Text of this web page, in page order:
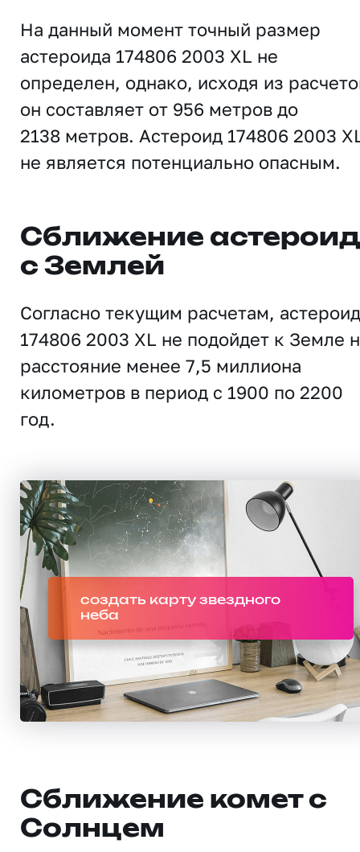
На данный момент точный размер
астероида 174806 2003 XL не
определен, однако, исходя из
он составляет от 956 метров до
2138 метров. Астероид 174806 2003
не является потенциально опасным.
Сближение
с Землей
Согласно текущим расчетам, астероид
174806 2003 XL не подойдет к Земле
расстояние менее 7,5 миллиона
километров в период с 1900 по 2200
год.
создать карту звездного
неба
Сближение комет с
Солнцем